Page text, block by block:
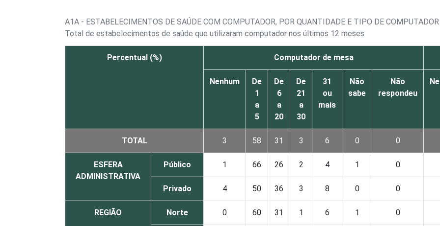
A1A - ESTABELECIMENTOS DE SAÚDE COM COMPUTADOR, POR QUANTIDADE E TIPO DE COMPUTADOR
Total de estabelecimentos de saúde que utilizaram computador nos últimos 12 meses
Percentual (%) Computador de mesa
Nenhum
De
1
a
5
De
6
a
20
De
21
a
30
31
ou
mais
Não
sabe
Não
respondeu
TOTAL 3 58 31 3 6 0 0
ESFERA
ADMINISTRATIVA
Público 1 66 26 2 4 1 0
Privado 4 50 36 3 8 0 0
REGIÃO Norte 0 60 31 1 6 1 0